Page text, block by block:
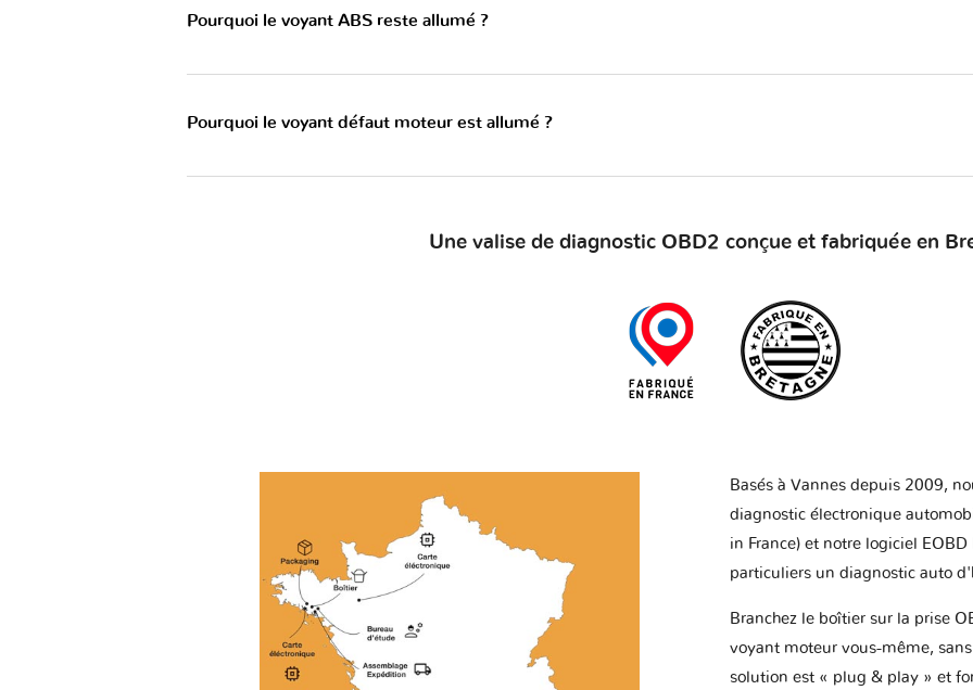
Pourquoi le voyant ABS reste allumé ?
Pourquoi le voyant défaut moteur est allumé ?
Une valise de diagnostic OBD2 conçue et fabriquée en
Basés à Vannes depuis 2009,
diagnostic électronique
in France) et notre logiciel
particuliers un diagnostic auto
Branchez le boîtier sur la prise
voyant moteur vous-même,
solution est « plug & play » et